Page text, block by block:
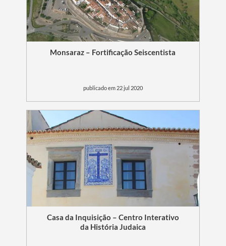
Monsaraz – Fortificação Seiscentista
publicado em 22 jul 2020
Casa da Inquisição – Centro Interativo
da História Judaica